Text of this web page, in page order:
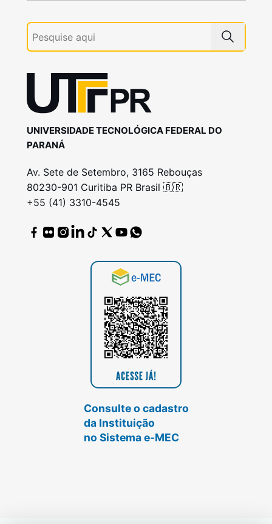
UNIVERSIDADE TECNOLÓGICA FEDERAL DO
PARANÁ
Av. Sete de Setembro, 3165 Rebouças
80230-901 Curitiba PR Brasil 🇧🇷
+55 (41) 3310-4545
Consulte o cadastro
da Instituição
no Sistema e-MEC